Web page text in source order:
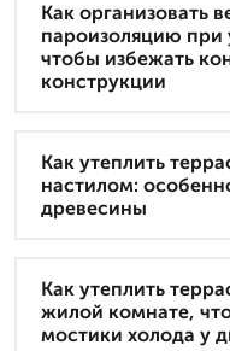
Как организовать
пароизоляцию при
чтобы избежать
конструкции
Как утеплить
настилом:
древесины
Как утеплить
жилой комнате,
мостики холода у